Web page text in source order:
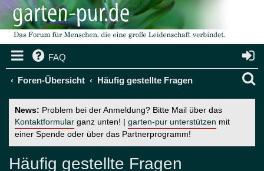
FAQ
Foren-Übersicht Häufig gestellte Fragen
News: Problem bei der Anmeldung? Bitte Mail über das
Kontaktformular ganz unten! | garten-pur unterstützen mit
einer Spende oder über das Partnerprogramm!
Häufig gestellte Fragen